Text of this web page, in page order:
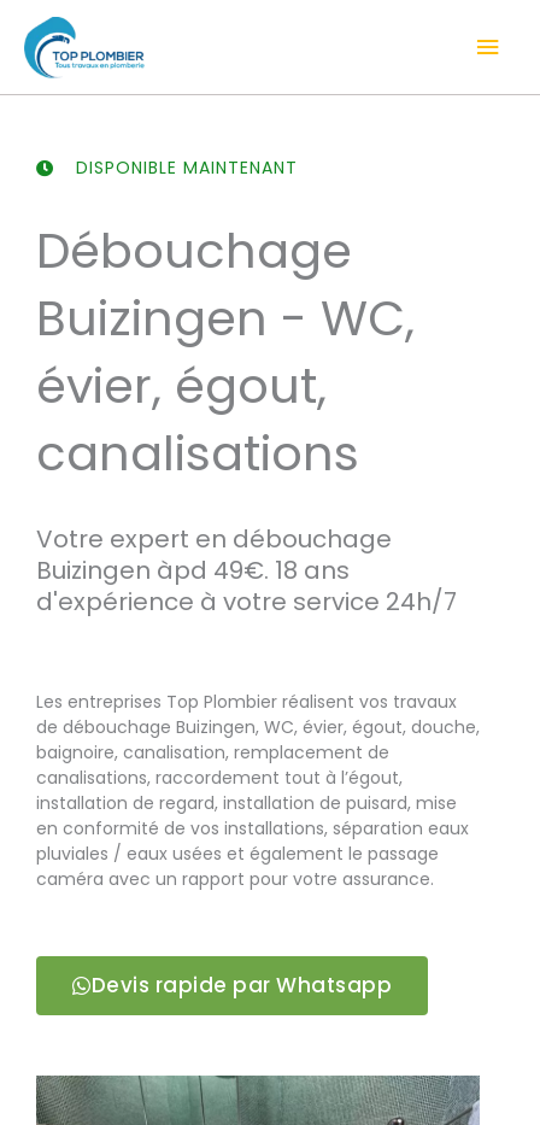
contenu
DISPONIBLE MAINTENANT
Débouchage
Buizingen - WC,
évier, égout,
canalisations
Votre expert en débouchage
Buizingen àpd 49€. 18 ans
d'expérience à votre service 24h/7
Les entreprises Top Plombier réalisent vos travaux
de débouchage Buizingen, WC, évier, égout, douche,
baignoire, canalisation, remplacement de
canalisations, raccordement tout à l’égout,
installation de regard, installation de puisard, mise
en conformité de vos installations, séparation eaux
pluviales / eaux usées et également le passage
caméra avec un rapport pour votre assurance.
Devis rapide par Whatsapp